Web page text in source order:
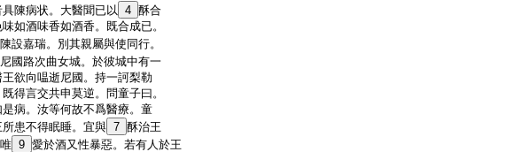
陳病状。大醫聞已以 4 酥合
如酒味香如酒香。既合成已。
設嘉瑞。別其親屬與使同行。
國路次曲女城。於彼城中有一
欲向嗢逝尼國。持一訶梨勒
得言交共申莫逆。問童子曰。
病。汝等何故不爲醫療。童
患不得眠睡。宜與 7 酥治王
9 愛於酒又性暴惡。若有人於王